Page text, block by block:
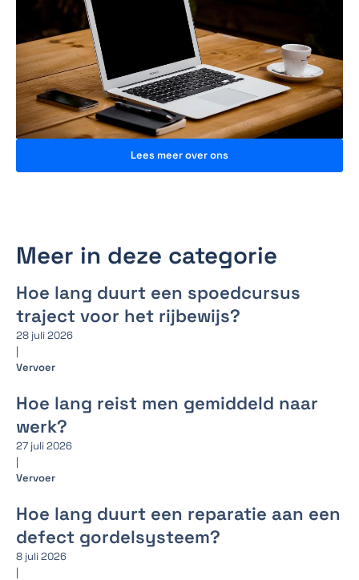
Lees meer over ons
Meer in deze categorie
Hoe lang duurt een spoedcursus
traject voor het rijbewijs?
28 juli 2026
|
Vervoer
Hoe lang reist men gemiddeld naar
werk?
27 juli 2026
|
Vervoer
Hoe lang duurt een reparatie aan een
defect gordelsysteem?
8 juli 2026
|